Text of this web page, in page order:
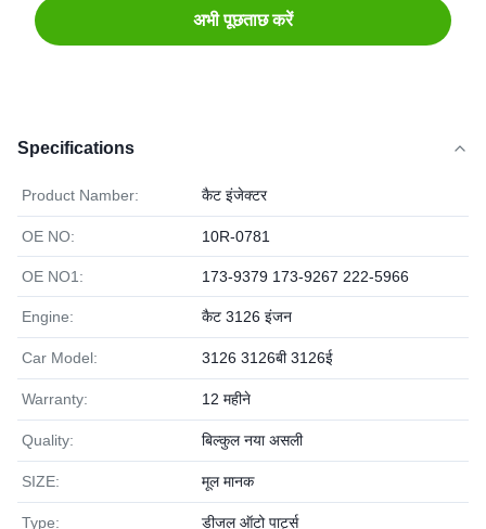
अभी पूछताछ करें
Specifications
Product Namber: कैट इंजेक्टर
OE NO: 10R-0781
OE NO1: 173-9379 173-9267 222-5966
Engine: कैट 3126 इंजन
Car Model: 3126 3126बी 3126ई
Warranty: 12 महीने
Quality: बिल्कुल नया असली
SIZE: मूल मानक
Type: डीजल ऑटो पार्ट्स